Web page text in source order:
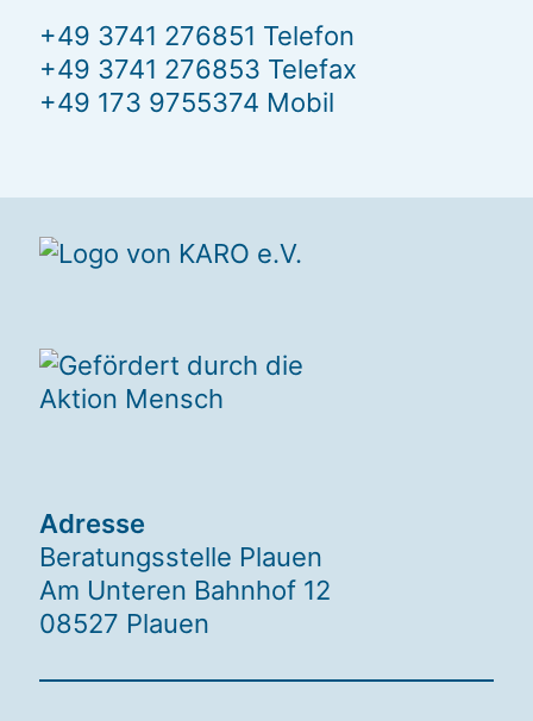
+49 3741 276851 Telefon
+49 3741 276853 Telefax
+49 173 9755374 Mobil
Adresse
Beratungsstelle Plauen
Am Unteren Bahnhof 12
08527 Plauen